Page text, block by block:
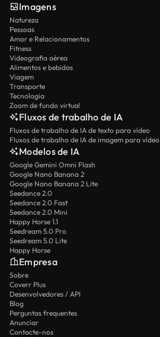
Imagens
Natureza
Pessoas
Amor e Relacionamentos
Fitness
Videografia aérea
Alimentos e bebidas
Viagem
Transporte
Tecnologia
Zoom de fundo virtual
Fluxos de trabalho de IA
Fluxos de trabalho de IA de texto para vídeo
Fluxos de trabalho de IA de imagem para vídeo
Modelos de IA
Google Gemini Omni Flash
Google Nano Banana 2
Google Nano Banana 2 Lite
Seedance 2.0
Seedance 2.0 Fast
Seedance 2.0 Mini
Happy Horse 1.1
Seedream 5.0 Pro
Seedream 5.0 Lite
Happy Horse
Empresa
Sobre
Coverr Plus
Desenvolvedores / API
Blog
Perguntas frequentes
Anunciar
Contacte-nos